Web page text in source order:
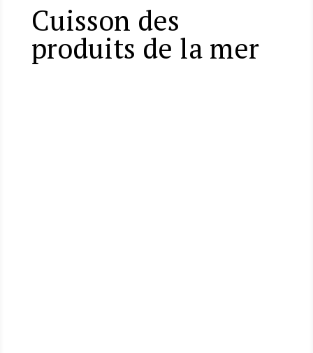
Cuisson des
produits de la mer